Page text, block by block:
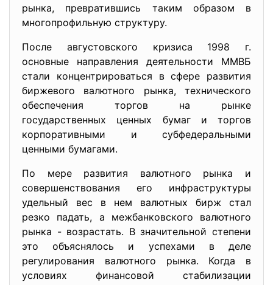
рынка, превратившись таким образом в
многопрофильную структуру.
После августовского кризиса 1998 г.
основные направления деятельности ММВБ
стали концентрироваться в сфере развития
биржевого валютного рынка, технического
обеспечения торгов на рынке
государственных ценных бумаг и торгов
корпоративными и субфедеральными
ценными бумагами.
По мере развития валютного рынка и
совершенствования его инфраструктуры
удельный вес в нем валютных бирж стал
резко падать, а межбанковского валютного
рынка - возрастать. В значительной степени
это объяснялось и успехами в деле
регулирования валютного рынка. Когда в
условиях финансовой стабилизации